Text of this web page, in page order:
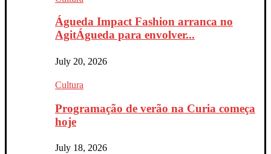
Águeda Impact Fashion arranca no
AgitÁgueda para envolver...
July 20, 2026
Cultura
Programação de verão na Curia começa
hoje
July 18, 2026